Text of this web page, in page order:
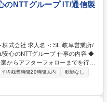
のNTTグループ IT/通信製
岐阜営業所/
グループ 仕事の内容 ◆
からアフターフォローまでを行う
ではなく、営業担当者と連携し、
様の通信環境を
後のNWシステム構築時に必要な
ます。◆業務フロー（一例）：≪1
平均残業時間20時間以内
転勤なし